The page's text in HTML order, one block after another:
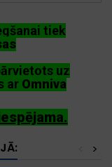
tiek
uz
ar Omniva
>